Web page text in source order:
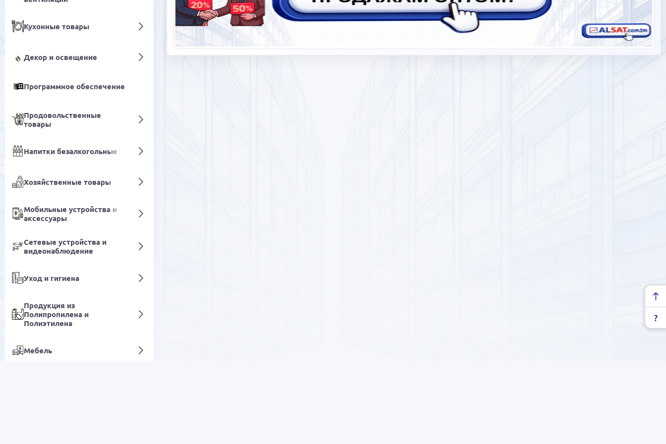
Кухонные товары
Декор и освещение
Программное обеспечение
Продовольственные
товары
Напитки безалкогольные
Хозяйственные товары
Мобильные устройства и
аксессуары
Сетевые устройства и
видеонаблюдение
Уход и гигиена
Продукция из
Полипропилена и
Полиэтилена
Мебель